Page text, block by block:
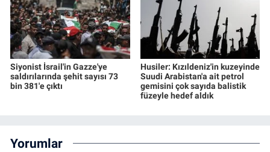
Siyonist İsrail'in Gazze'ye
saldırılarında şehit sayısı 73
bin 381'e çıktı
Husiler: Kızıldeniz'in kuzeyinde
Suudi Arabistan'a ait petrol
gemisini çok sayıda balistik
füzeyle hedef aldık
Yorumlar